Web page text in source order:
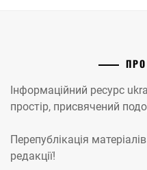
ПРО
Інформаційний ресурс
простір, присвячений
Перепублікація
редакції!